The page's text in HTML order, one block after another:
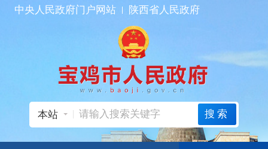
中央人民政府门户网站 陕西省人民政府
本站 搜索